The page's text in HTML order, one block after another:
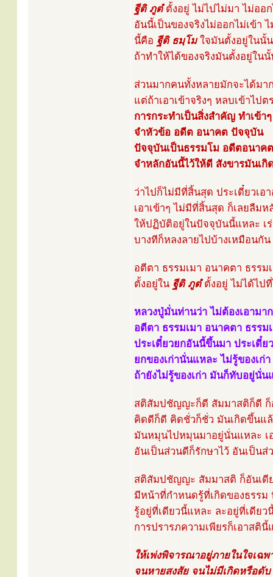
ฐีติ ภูตํตั้งอยู่ ไม่ไปไม่มา ไม่ออก
อันนี้เป็นของจริงไม่ออกไม่เข้า
นี้คือ ฐีติ ธมฺโมใจมันตั้งอยู่ในนั้
ถ้าทำให้ได้ของจริงมันตั้งอยู่ใน
ส่วนมากคนทั้งหลายมักจะได้มา
แต่ถ้าเอาเข้าจริงๆ หลบเข้าไป
การกระทำเป็นสิ่งสำคัญ ทำเข้า
จำหัวข้อ อดีต อนาคต ปัจจุบัน
ปัจจุบันเป็นธรรมโม อดีตอนาค
จำหลักอันนี้ไว้ให้ดี สังขารมันเกิ
ว่าไปก็ไม่มีที่สิ้นสุด ประเดี๋ยวเอ
เอาเข้าๆ ไม่มีที่สิ้นสุด ก็เลยลืมห
ให้ปฏิบัติอยู่ในปัจจุบันนี้แหละ เ
บางทีก็หลงลายไปบ้างเหมือนกัน
อตีตา ธรรมเมา อนาคตา ธรร
ตั้งอยู่ใน ฐีติ ภูตํตั้งอยู่ ไม่ได้ไป
หลวงปู่มั่นท่านว่า ไม่ต้องเอามา
อตีตา ธรรมเมา อนาคตา ธรร
ประเดี๋ยวยกอันนี้ขึ้นมา ประเดี๋
ยกของเก่านั่นแหละ ไม่รู้ของเก่
ถ้ายังไม่รู้ของเก่า มันก็ทับอยู่นั่น
สติสัมปชัญญะก็ดี สัมมาสติก็ดี ก็
คิดดีก็ดี คิดชั่วก็ชั่ว มันเกิดขึ้นแ
มันหมุนไปหมุนมาอยู่นั่นแหละ เ
อันเป็นส่วนดีก็รักษาไว้ อันเป็นส่
สติสัมปชัญญะ สัมมาสติ ก็อันเดี
มีหน้าที่กำหนดรู้ที่เกิดของธรรม
รู้อยู่ที่เดียวนี้แหละ ละอยู่ที่เดีย
การปรารภความเพียรก็เอาสตินี้
ให้เพ่งพิจารณาอยู่ภายในใจเฉ
จนหายสงสัย จนไม่มีเกิดหรือดับ